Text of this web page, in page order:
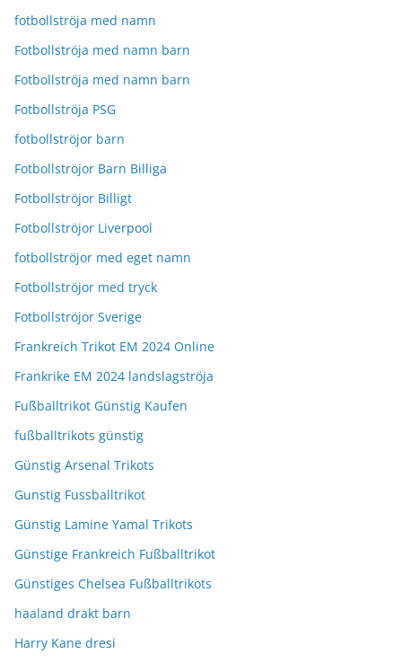
fotbollströja med namn
Fotbollströja med namn barn
Fotbollströja med namn barn
Fotbollströja PSG
fotbollströjor barn
Fotbollströjor Barn Billiga
Fotbollströjor Billigt
Fotbollströjor Liverpool
fotbollströjor med eget namn
Fotbollströjor med tryck
Fotbollströjor Sverige
Frankreich Trikot EM 2024 Online
Frankrike EM 2024 landslagströja
Fußballtrikot Günstig Kaufen
fußballtrikots günstig
Günstig Arsenal Trikots
Gunstig Fussballtrikot
Günstig Lamine Yamal Trikots
Günstige Frankreich Fußballtrikot
Günstiges Chelsea Fußballtrikots
haaland drakt barn
Harry Kane dresi